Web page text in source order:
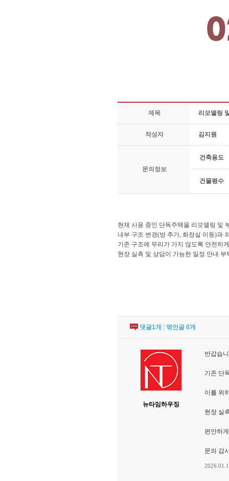
제목 리모델링
작성자 김지원
문의정보
건축용도
건물평수
현재 사용 중인 단독주택을 리모델링 및
내부 구조 변경(방 추가, 화장실 이동)과
기존 구조에 무리가 가지 않도록 안전하
현장 실측 및 상담이 가능한 일정 안내 부
댓글1개 엮인글 0개